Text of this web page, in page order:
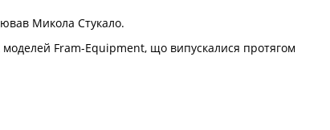
Микола Стукало.
Fram-Equipment, що випускалися протягом